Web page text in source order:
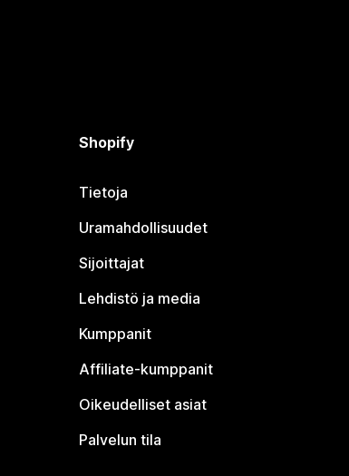
Shopify
Tietoja
Uramahdollisuudet
Sijoittajat
Lehdistö ja media
Kumppanit
Affiliate-kumppanit
Oikeudelliset asiat
Palvelun tila